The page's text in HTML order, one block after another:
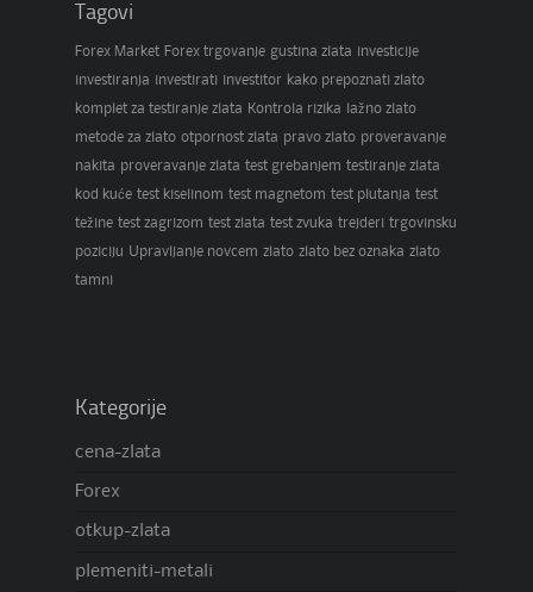
Tagovi
Forex Market Forex trgovanje gustina zlata investicije
investiranja investirati investitor kako prepoznati zlato
komplet za testiranje zlata Kontrola rizika lažno zlato
metode za zlato otpornost zlata pravo zlato proveravanje
nakita proveravanje zlata test grebanjem testiranje zlata
kod kuće test kiselinom test magnetom test plutanja test
težine test zagrizom test zlata test zvuka trejderi trgovinsku
poziciju Upravljanje novcem zlato zlato bez oznaka zlato
tamni
Kategorije
cena-zlata
Forex
otkup-zlata
plemeniti-metali